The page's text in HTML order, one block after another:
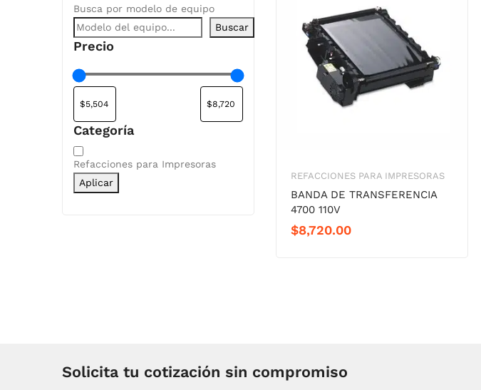
REFACCIONES PARA IMPRESORAS
BANDA DE TRANSFERENCIA
4700 110V
$8,720.00
Busca por modelo de equipo
Buscar
Precio
Categoría
Categoría
Refacciones para Impresoras
Aplicar
Solicita tu cotización sin compromiso